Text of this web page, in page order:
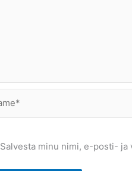
Salvesta minu nimi, e-posti-